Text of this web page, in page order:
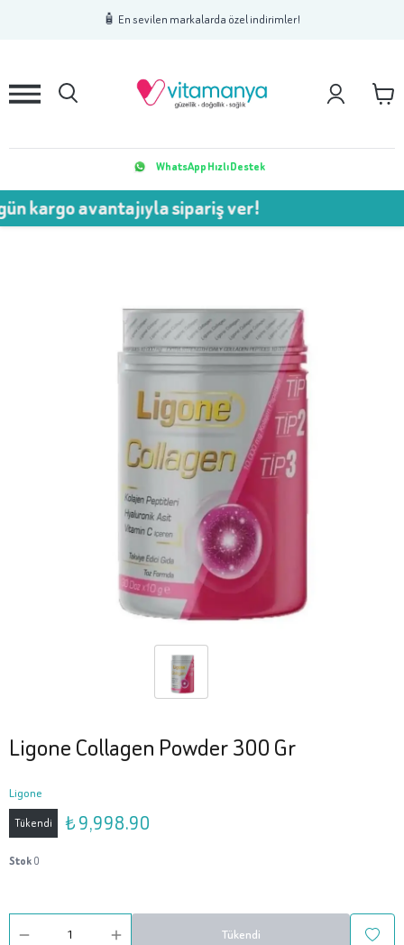
🧴 En sevilen markalarda özel indirimler!
2 3
WhatsApp Hızlı Destek
avantajıyla sipariş ver!
Ligone Collagen Powder 300 Gr
Ligone
Tükendi ₺ 9,998.90
Stok0
Tükendi